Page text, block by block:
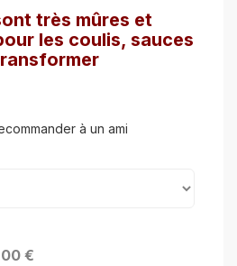
très mûres et
les coulis, sauces
à un ami
€